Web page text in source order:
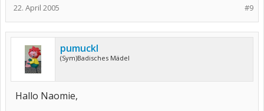
#9
22. April 2005
pumuckl
(Sym)Badisches Mädel
Hallo Naomie,